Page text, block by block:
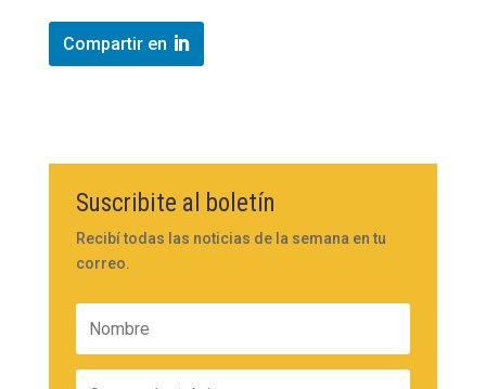
Compartir en
Suscribite al boletín
Recibí todas las noticias de la semana en tu
correo.